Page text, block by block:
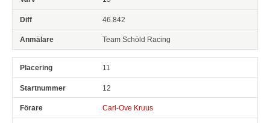
46.842
Team Schöld Racing
11
12
Carl-Ove Kruus